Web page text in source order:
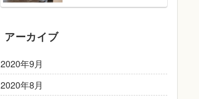
アーカイブ
2020年9月
2020年8月